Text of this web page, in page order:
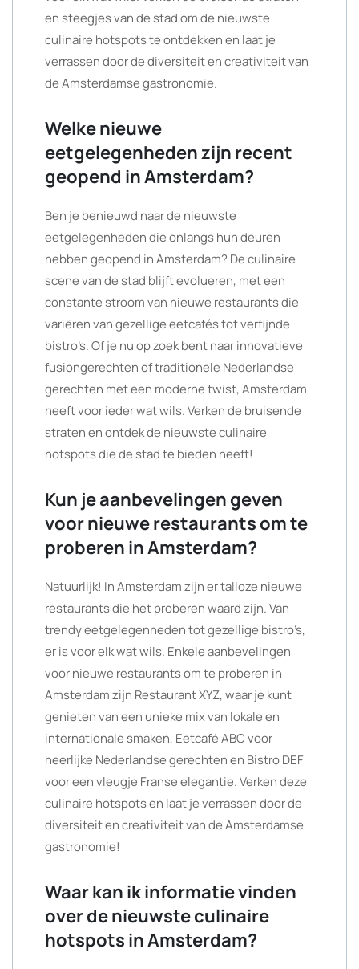
en steegjes van de stad om de nieuwste
culinaire hotspots te ontdekken en laat je
verrassen door de diversiteit en creativiteit van
de Amsterdamse gastronomie.
Welke nieuwe
eetgelegenheden zijn recent
geopend in Amsterdam?
Ben je benieuwd naar de nieuwste
eetgelegenheden die onlangs hun deuren
hebben geopend in Amsterdam? De culinaire
scene van de stad blijft evolueren, met een
constante stroom van nieuwe restaurants die
variëren van gezellige eetcafés tot verfijnde
bistro’s. Of je nu op zoek bent naar innovatieve
fusiongerechten of traditionele Nederlandse
gerechten met een moderne twist, Amsterdam
heeft voor ieder wat wils. Verken de bruisende
straten en ontdek de nieuwste culinaire
hotspots die de stad te bieden heeft!
Kun je aanbevelingen geven
voor nieuwe restaurants om te
proberen in Amsterdam?
Natuurlijk! In Amsterdam zijn er talloze nieuwe
restaurants die het proberen waard zijn. Van
trendy eetgelegenheden tot gezellige bistro’s,
er is voor elk wat wils. Enkele aanbevelingen
voor nieuwe restaurants om te proberen in
Amsterdam zijn Restaurant XYZ, waar je kunt
genieten van een unieke mix van lokale en
internationale smaken, Eetcafé ABC voor
heerlijke Nederlandse gerechten en Bistro DEF
voor een vleugje Franse elegantie. Verken deze
culinaire hotspots en laat je verrassen door de
diversiteit en creativiteit van de Amsterdamse
gastronomie!
Waar kan ik informatie vinden
over de nieuwste culinaire
hotspots in Amsterdam?